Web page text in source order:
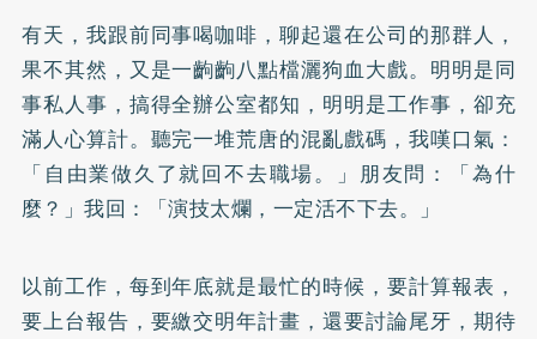
有天，我跟前同事喝咖啡，聊起還在公司的那群人，
果不其然，又是一齣齣八點檔灑狗血大戲。明明是同
事私人事，搞得全辦公室都知，明明是工作事，卻充
滿人心算計。聽完一堆荒唐的混亂戲碼，我嘆口氣：
「自由業做久了就回不去職場。」朋友問：「為什
麼？」我回：「演技太爛，一定活不下去。」
以前工作，每到年底就是最忙的時候，要計算報表，
要上台報告，要繳交明年計畫，還要討論尾牙，期待